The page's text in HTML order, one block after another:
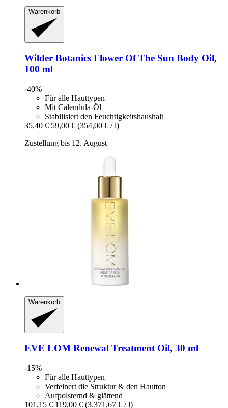
Warenkorb
Wilder Botanics Flower Of The Sun Body Oil,
100 ml
-40%
Für alle Hauttypen
Mit Calendula-Öl
Stabilisiert den Feuchtigkeitshaushalt
35,40 € 59,00 € (354,00 € / l)
Zustellung bis 12. August
Warenkorb
EVE LOM Renewal Treatment Oil, 30 ml
-15%
Für alle Hauttypen
Verfeinert die Struktur & den Hautton
Aufpolsternd & glättend
101,15 € 119,00 € (3.371,67 € / l)